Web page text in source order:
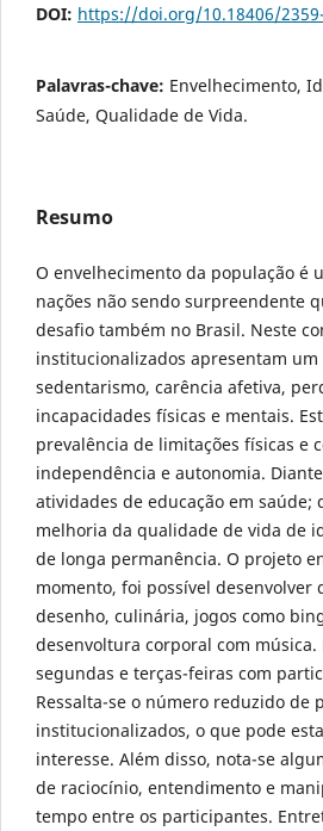
DOI: https://doi.org/10.18406/
Palavras-chave: Envelhecimento,
Saúde, Qualidade de Vida.
Resumo
O envelhecimento da população é
nações não sendo surpreendente
desafio também no Brasil. Neste
institucionalizados apresentam
sedentarismo, carência afetiva,
incapacidades físicas e mentais.
prevalência de limitações físicas e
independência e autonomia.
atividades de educação em saúde;
melhoria da qualidade de vida de
de longa permanência. O projeto
momento, foi possível
desenho, culinária, jogos como
desenvoltura corporal com música.
segundas e terças-feiras com
Ressalta-se o número reduzido de
institucionalizados, o que pode
interesse. Além disso, nota-se
de raciocínio, entendimento e
tempo entre os participantes.